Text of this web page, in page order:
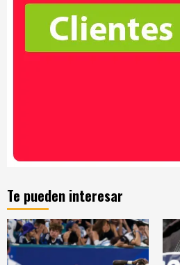
Te pueden interesar